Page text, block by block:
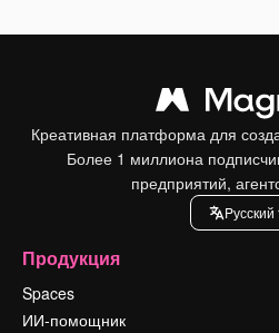
Креативная платформа для
Более 1 миллиона
предприятий,
Pусский
Продукция
Spaces
ИИ-помощник